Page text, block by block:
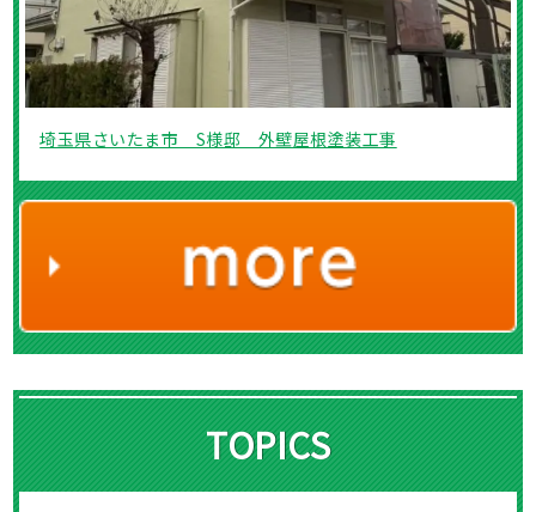
埼玉県さいたま市 S様邸 外壁屋根塗装工事
TOPICS